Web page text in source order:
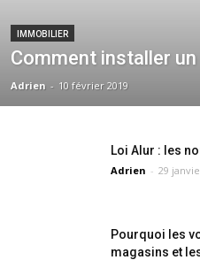
IMMOBILIER
Comment installer
Adrien - 10 février 2019
Loi Alur : les
Adrien - 29
Pourquoi les
magasins et